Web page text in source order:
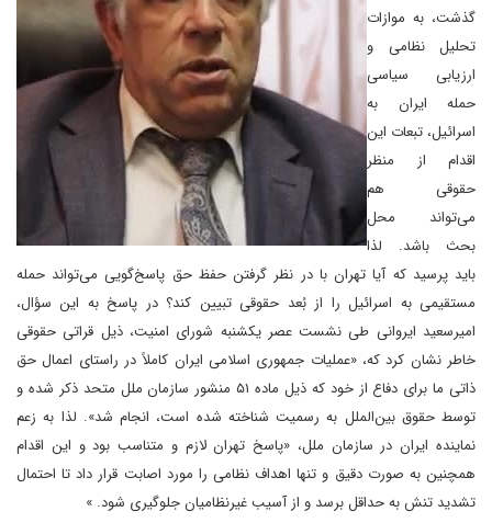
گذشت، به موازات
تحلیل نظامی و
ارزیابی سیاسی
حمله ایران به
اسرائیل، تبعات این
اقدام از منظر
حقوقی هم
می‌تواند محل
بحث باشد. لذا
باید پرسید که آیا تهران با در نظر گرفتن حفظ حق پاسخ‌گویی می‌تواند حمله
مستقیمی به اسرائیل را از بُعد حقوقی تبیین کند؟ در پاسخ به این سؤال،
امیرسعید ایروانی طی نشست عصر یکشنبه شورای امنیت، ذیل قراتی حقوقی
خاطر نشان کرد که، «عملیات جمهوری اسلامی ایران کاملاً در راستای اعمال حق
ذاتی ما برای دفاع از خود که ذیل ماده ۵۱ منشور سازمان ملل متحد ذکر شده و
توسط حقوق بین‌الملل به رسمیت شناخته شده است، انجام شد». لذا به زعم
نماینده ایران در سازمان ملل، «پاسخ تهران لازم و متناسب بود و این اقدام
همچنین به صورت دقیق و تنها اهداف نظامی را مورد اصابت قرار داد تا احتمال
تشدید تنش به حداقل برسد و از آسیب غیرنظامیان جلوگیری شود. »